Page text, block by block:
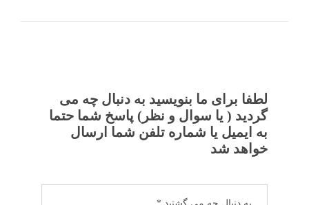
لطفا برای ما بنویسید به دنبال چه می
گردید ( یا سوال و نظر) پاسخ شما حتما
به ایمیل یا شماره تلفن شما ارسال
خواهد شد